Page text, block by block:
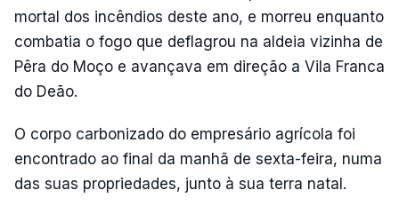
mortal dos incêndios deste ano, e morreu enquanto
combatia o fogo que deflagrou na aldeia vizinha de
Pêra do Moço e avançava em direção a Vila Franca
do Deão.
O corpo carbonizado do empresário agrícola foi
encontrado ao final da manhã de sexta-feira, numa
das suas propriedades, junto à sua terra natal.